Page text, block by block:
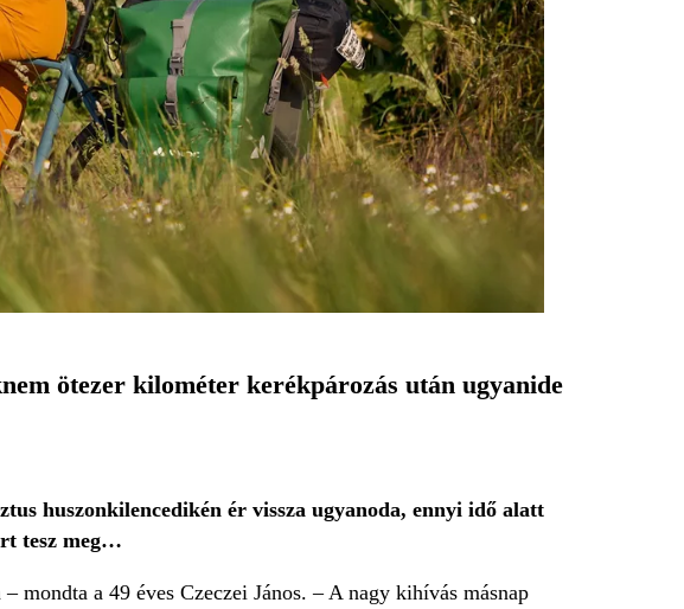
ötezer kilométer kerékpározás után ugyanide
huszonkilencedikén ér vissza ugyanoda, ennyi idő alatt
tesz meg…
mondta a 49 éves Czeczei János. – A nagy kihívás másnap